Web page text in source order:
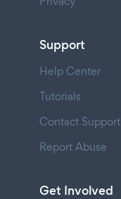
Support
Help Center
Tutorials
Contact Support
Report Abuse
Get Involved